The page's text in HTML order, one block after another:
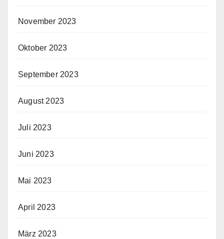
November 2023
Oktober 2023
September 2023
August 2023
Juli 2023
Juni 2023
Mai 2023
April 2023
März 2023